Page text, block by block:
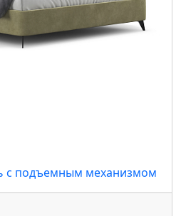
с подъемным механизмом